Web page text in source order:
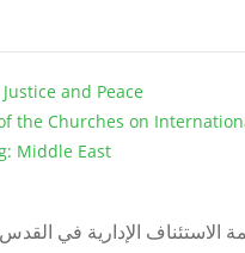
and Peace
the Churches on
Middle East